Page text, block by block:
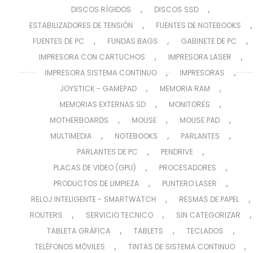
DISCOS RÍGIDOS , DISCOS SSD ,
ESTABILIZADORES DE TENSIÓN , FUENTES DE NOTEBOOKS ,
FUENTES DE PC , FUNDAS BAGS , GABINETE DE PC ,
IMPRESORA CON CARTUCHOS , IMPRESORA LASER ,
IMPRESORA SISTEMA CONTINUO , IMPRESORAS ,
JOYSTICK - GAMEPAD , MEMORIA RAM ,
MEMORIAS EXTERNAS SD , MONITORES ,
MOTHERBOARDS , MOUSE , MOUSE PAD ,
MULTIMEDIA , NOTEBOOKS , PARLANTES ,
PARLANTES DE PC , PENDRIVE ,
PLACAS DE VIDEO (GPU) , PROCESADORES ,
PRODUCTOS DE LIMPIEZA , PUNTERO LASER ,
RELOJ INTELIGENTE - SMARTWATCH , RESMAS DE PAPEL ,
ROUTERS , SERVICIO TECNICO , SIN CATEGORIZAR ,
TABLETA GRÁFICA , TABLETS , TECLADOS ,
TELÉFONOS MÓVILES , TINTAS DE SISTEMA CONTINUO ,